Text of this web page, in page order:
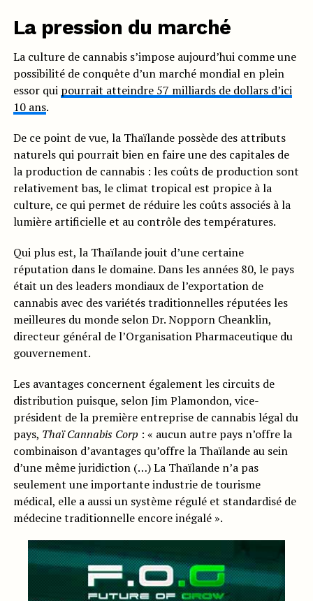
La pression du marché
La culture de cannabis s’impose aujourd’hui comme une
possibilité de conquête d’un marché mondial en plein
essor qui pourrait atteindre 57 milliards de dollars d’ici
10 ans.
De ce point de vue, la Thaïlande possède des attributs
naturels qui pourrait bien en faire une des capitales de
la production de cannabis : les coûts de production sont
relativement bas, le climat tropical est propice à la
culture, ce qui permet de réduire les coûts associés à la
lumière artificielle et au contrôle des températures.
Qui plus est, la Thaïlande jouit d’une certaine
réputation dans le domaine. Dans les années 80, le pays
était un des leaders mondiaux de l’exportation de
cannabis avec des variétés traditionnelles réputées les
meilleures du monde selon Dr. Nopporn Cheanklin,
directeur général de l’Organisation Pharmaceutique du
gouvernement.
Les avantages concernent également les circuits de
distribution puisque, selon Jim Plamondon, vice-
président de la première entreprise de cannabis légal du
pays, Thaï Cannabis Corp : « aucun autre pays n’offre la
combinaison d’avantages qu’offre la Thaïlande au sein
d’une même juridiction (…) La Thaïlande n’a pas
seulement une importante industrie de tourisme
médical, elle a aussi un système régulé et standardisé de
médecine traditionnelle encore inégalé ».